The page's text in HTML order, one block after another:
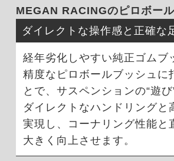
MEGAN RACINGのピロボー
ダイレクトな操作感と正確な
経年劣化しやすい純正ゴムブ
精度なピロボールブッシュに
とで、サスペンションの“遊び
ダイレクトなハンドリングと
実現し、コーナリング性能と
大きく向上させます。